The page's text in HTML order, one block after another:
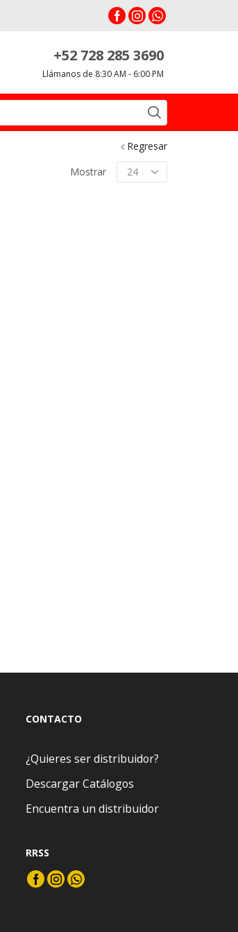
+52 728 285 3690
Llámanos de 8:30 AM - 6:00 PM
Regresar
Mostrar
Productos
per
CONTACTO
¿Quieres ser distribuidor?
Descargar Catálogos
Encuentra un distribuidor
RRSS